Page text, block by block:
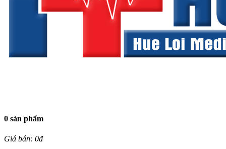
0 sản phẩm
Giá bán: 0đ